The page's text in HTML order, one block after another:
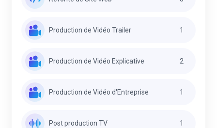
Production de Vidéo Trailer 1
Production de Vidéo Explicative 2
Production de Vidéo d'Entreprise 1
Post production TV 1